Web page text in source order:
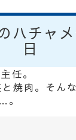
ハチャ
日
任。
焼肉。そん
。